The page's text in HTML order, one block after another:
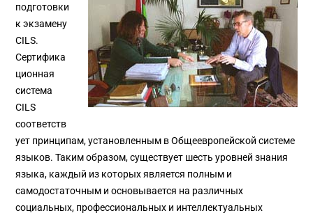
подготовки
к экзамену
CILS.
Сертифика
ционная
система
CILS
соответств
ует принципам, установленным в Общеевропейской системе
языков. Таким образом, существует шесть уровней знания
языка, каждый из которых является полным и
самодостаточным и основывается на различных
социальных, профессиональных и интеллектуальных